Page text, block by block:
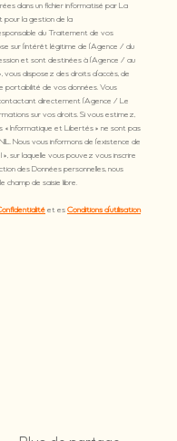
dans un fichier informatisé par La
la gestion de la
du Traitement de vos
sur l'intérêt légitime de l'Agence / du
et sont destinées à l'Agence / au
vous disposez des droits d’accès, de
portabilité de vos données. Vous
directement l’Agence / Le
sur vos droits. Si vous estimez,
Informatique et Libertés » ne sont pas
Nous vous informons de l’existence de
sur laquelle vous pouvez vous inscrire
des Données personnelles, nous
champ de saisie libre.
et esConditions d'utilisation